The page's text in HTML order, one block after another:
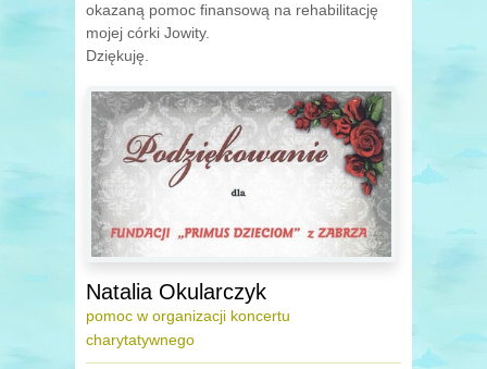
okazaną pomoc finansową na rehabilitację
mojej córki Jowity.
Dziękuję.
Natalia Okularczyk
pomoc w organizacji koncertu
charytatywnego